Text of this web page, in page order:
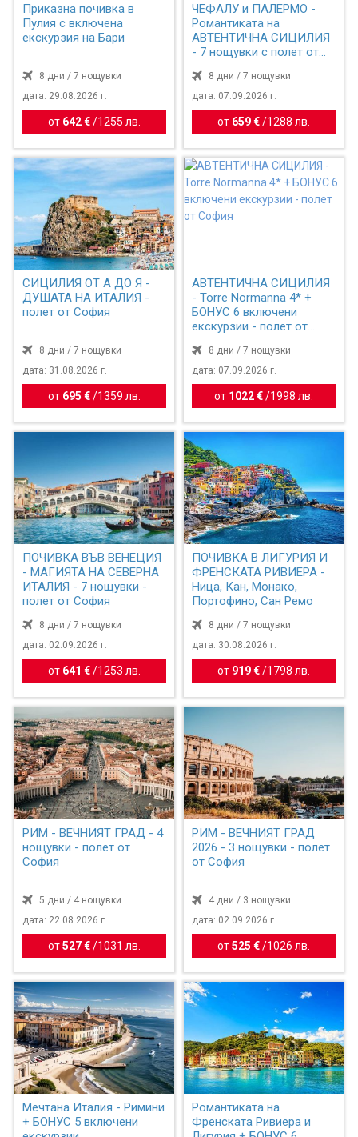
Приказна почивка в
Пулия с включена
екскурзия на Бари
8 дни / 7 нощувки
дата: 29.08.2026 г.
от 642 € / 1255 лв.
ЧЕФАЛУ и ПАЛЕРМО -
Романтиката на
АВТЕНТИЧНА СИЦИЛИЯ
- 7 нощувки с полет от
8 дни / 7 нощувки
дата: 07.09.2026 г.
от 659 €/ 1288 лв.
СИЦИЛИЯ ОТ А ДО Я -
ДУШАТА НА ИТАЛИЯ -
полет от София
8 дни / 7 нощувки
дата: 31.08.2026 г.
от 695 € / 1359 лв.
АВТЕНТИЧНА СИЦИЛИЯ
- Torre Normanna 4* +
БОНУС 6 включени
екскурзии - полет от
8 дни / 7 нощувки
дата: 07.09.2026 г.
от 1022 €/ 1998 лв.
ПОЧИВКА ВЪВ ВЕНЕЦИЯ
- МАГИЯТА НА СЕВЕРНА
ИТАЛИЯ - 7 нощувки -
полет от София
8 дни / 7 нощувки
дата: 02.09.2026 г.
от 641 € / 1253 лв.
ПОЧИВКА В ЛИГУРИЯ И
ФРЕНСКАТА РИВИЕРА -
Ница, Кан, Монако,
Портофино, Сан Ремо
8 дни / 7 нощувки
дата: 30.08.2026 г.
от 919 €/ 1798 лв.
РИМ - ВЕЧНИЯТ ГРАД - 4
нощувки - полет от
София
5 дни / 4 нощувки
дата: 22.08.2026 г.
от527 € / 1031 лв.
РИМ - ВЕЧНИЯТ ГРАД
2026 - 3 нощувки - полет
от София
4 дни / 3 нощувки
дата: 02.09.2026 г.
от525 €/ 1026 лв.
Мечтана Италия - Римини
+ БОНУС 5 включени
Романтиката на
Френската Ривиера и